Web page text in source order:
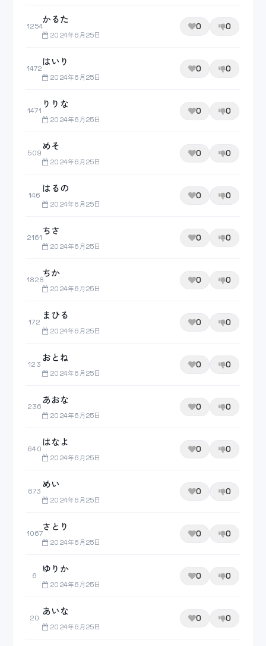
1254
かるた
2024年6月25日
0 0
1472
はいり
2024年6月25日
0 0
1471
りりな
2024年6月25日
0 0
509
めそ
2024年6月25日
0 0
146
はるの
2024年6月25日
0 0
2161
ちさ
2024年6月25日
0 0
1828
ちか
2024年6月25日
0 0
172
まひる
2024年6月25日
0 0
123
おとね
2024年6月25日
0 0
236
あおな
2024年6月25日
0 0
640
はなよ
2024年6月25日
0 0
673
めい
2024年6月25日
0 0
1067
さとり
2024年6月25日
0 0
6
ゆりか
2024年6月25日
0 0
20
あいな
2024年6月25日
0 0